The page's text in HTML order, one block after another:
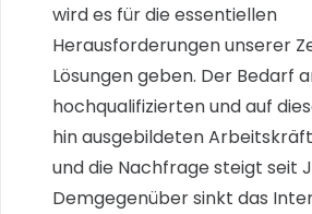
wird es für die essentiellen
Herausforderungen unserer
Lösungen geben. Der Bedarf
hochqualifizierten und auf
hin ausgebildeten
und die Nachfrage steigt seit
Demgegenüber sinkt das